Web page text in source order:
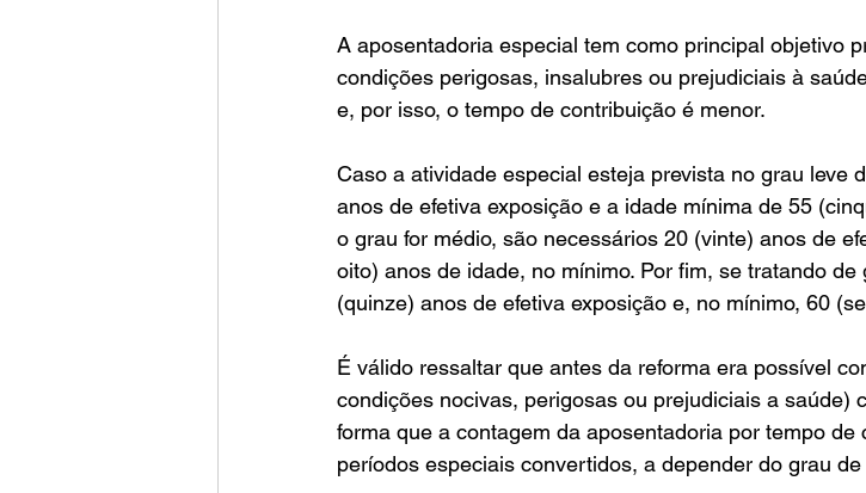
A aposentadoria especial tem como principal objetivo
condições perigosas, insalubres ou prejudiciais à
e, por isso, o tempo de contribuição é menor.
Caso a atividade especial esteja prevista no grau leve
anos de efetiva exposição e a idade mínima de 55
o grau for médio, são necessários 20 (vinte) anos de
oito) anos de idade, no mínimo. Por fim, se tratando
(quinze) anos de efetiva exposição e, no mínimo, 60
É válido ressaltar que antes da reforma era possível
condições nocivas, perigosas ou prejudiciais a saúde)
forma que a contagem da aposentadoria por tempo
períodos especiais convertidos, a depender do grau